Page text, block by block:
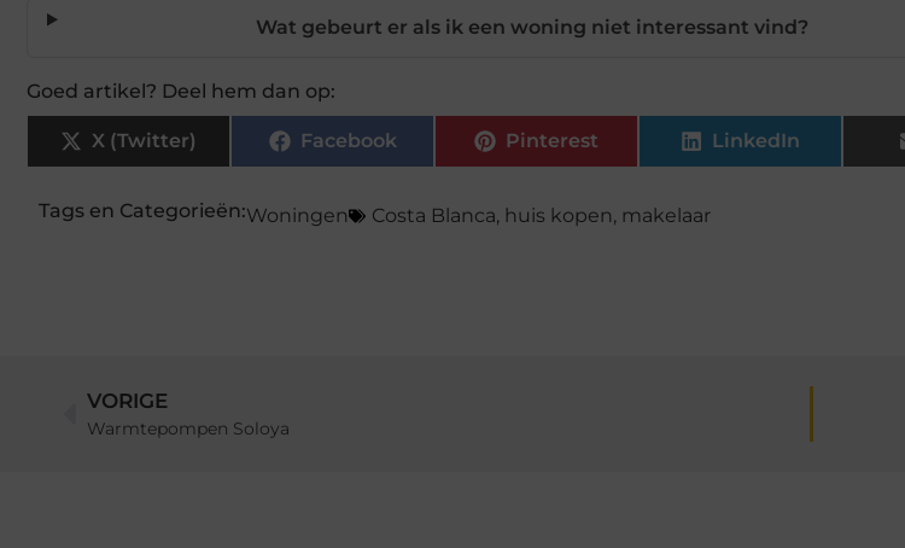
Wat gebeurt er als ik een woning niet interessant vind?
Goed artikel? Deel hem dan op:
X (Twitter) Facebook Pinterest LinkedIn
Tags en Categorieën:Woningen Costa Blanca, huis kopen, makelaar
VORIGE
Warmtepompen Soloya